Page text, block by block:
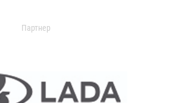
Партнер